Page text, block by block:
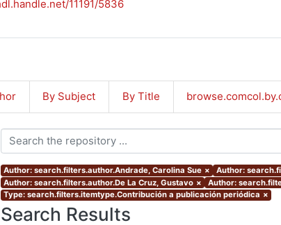
11191/5836
By Subject By Title
Author: search.filters.author.Andrade, Carolina Sue × Author:
Author: search.filters.author.De La Cruz, Gustavo × Author:
Type: search.filters.itemtype.Contribución a publicación periódica ×
Search Results